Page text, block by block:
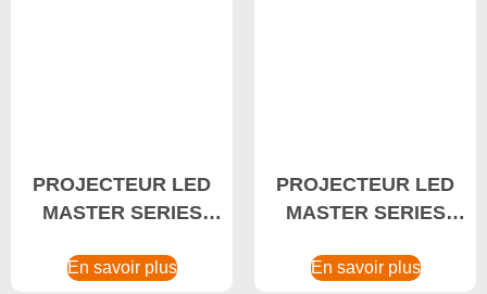
PROJECTEUR LED
MASTER SERIES
En savoir plus
PROJECTEUR LED
MASTER SERIES
LED, Projecteur LED
En savoir plus